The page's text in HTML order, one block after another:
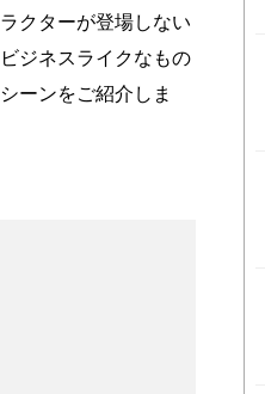
クターが登場しない
ジネスライクなもの
ーンをご紹介しま